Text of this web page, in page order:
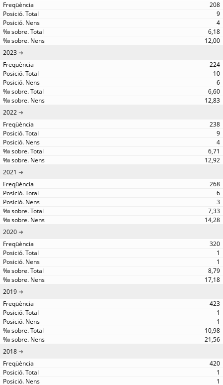
208
9
4
6,18
12,00
2023
224
10
6
6,60
12,83
2022
238
9
4
6,71
12,92
2021
268
6
3
7,33
14,28
2020
320
1
1
8,79
17,18
2019
423
1
1
10,98
21,56
2018
420
1
1